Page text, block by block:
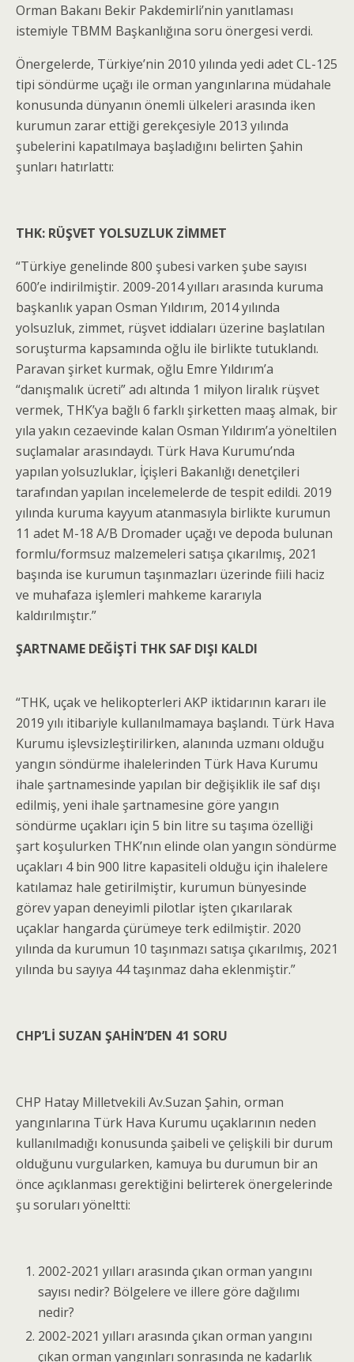
Orman Bakanı Bekir Pakdemirli’nin yanıtlaması
istemiyle TBMM Başkanlığına soru önergesi verdi.
Önergelerde, Türkiye’nin 2010 yılında yedi adet CL-125
tipi söndürme uçağı ile orman yangınlarına müdahale
konusunda dünyanın önemli ülkeleri arasında iken
kurumun zarar ettiği gerekçesiyle 2013 yılında
şubelerini kapatılmaya başladığını belirten Şahin
şunları hatırlattı:
THK: RÜŞVET YOLSUZLUK ZİMMET
“Türkiye genelinde 800 şubesi varken şube sayısı
600’e indirilmiştir. 2009-2014 yılları arasında kuruma
başkanlık yapan Osman Yıldırım, 2014 yılında
yolsuzluk, zimmet, rüşvet iddiaları üzerine başlatılan
soruşturma kapsamında oğlu ile birlikte tutuklandı.
Paravan şirket kurmak, oğlu Emre Yıldırım’a
“danışmalık ücreti” adı altında 1 milyon liralık rüşvet
vermek, THK’ya bağlı 6 farklı şirketten maaş almak, bir
yıla yakın cezaevinde kalan Osman Yıldırım’a yöneltilen
suçlamalar arasındaydı. Türk Hava Kurumu’nda
yapılan yolsuzluklar, İçişleri Bakanlığı denetçileri
tarafından yapılan incelemelerde de tespit edildi. 2019
yılında kuruma kayyum atanmasıyla birlikte kurumun
11 adet M-18 A/B Dromader uçağı ve depoda bulunan
formlu/formsuz malzemeleri satışa çıkarılmış, 2021
başında ise kurumun taşınmazları üzerinde fiili haciz
ve muhafaza işlemleri mahkeme kararıyla
kaldırılmıştır.”
ŞARTNAME DEĞİŞTİ THK SAF DIŞI KALDI
“THK, uçak ve helikopterleri AKP iktidarının kararı ile
2019 yılı itibariyle kullanılmamaya başlandı. Türk Hava
Kurumu işlevsizleştirilirken, alanında uzmanı olduğu
yangın söndürme ihalelerinden Türk Hava Kurumu
ihale şartnamesinde yapılan bir değişiklik ile saf dışı
edilmiş, yeni ihale şartnamesine göre yangın
söndürme uçakları için 5 bin litre su taşıma özelliği
şart koşulurken THK’nın elinde olan yangın söndürme
uçakları 4 bin 900 litre kapasiteli olduğu için ihalelere
katılamaz hale getirilmiştir, kurumun bünyesinde
görev yapan deneyimli pilotlar işten çıkarılarak
uçaklar hangarda çürümeye terk edilmiştir. 2020
yılında da kurumun 10 taşınmazı satışa çıkarılmış, 2021
yılında bu sayıya 44 taşınmaz daha eklenmiştir.”
CHP’Lİ SUZAN ŞAHİN’DEN 41 SORU
CHP Hatay Milletvekili Av.Suzan Şahin, orman
yangınlarına Türk Hava Kurumu uçaklarının neden
kullanılmadığı konusunda şaibeli ve çelişkili bir durum
olduğunu vurgularken, kamuya bu durumun bir an
önce açıklanması gerektiğini belirterek önergelerinde
şu soruları yöneltti:
2002-2021 yılları arasında çıkan orman yangını
sayısı nedir? Bölgelere ve illere göre dağılımı
nedir?
2002-2021 yılları arasında çıkan orman yangını
çıkan orman yangınları sonrasında ne kadarlık